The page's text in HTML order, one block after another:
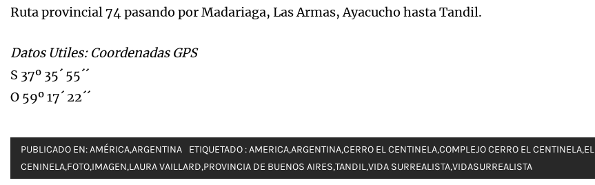
Ruta provincial 74 pasando por Madariaga, Las Armas, Ayacucho hasta Tandil.
Datos Utiles: Coordenadas GPS
S 37º 35´ 55´´
O 59º 17´ 22´´
PUBLICADO EN:AMÉRICA,ARGENTINA ETIQUETADO :AMERICA,ARGENTINA,CERRO EL CENTINELA,COMPLEJO CERRO EL CENTINELA,EL
CENINELA,FOTO,IMAGEN,LAURA VAILLARD,PROVINCIA DE BUENOS AIRES,TANDIL,VIDA SURREALISTA,VIDASURREALISTA